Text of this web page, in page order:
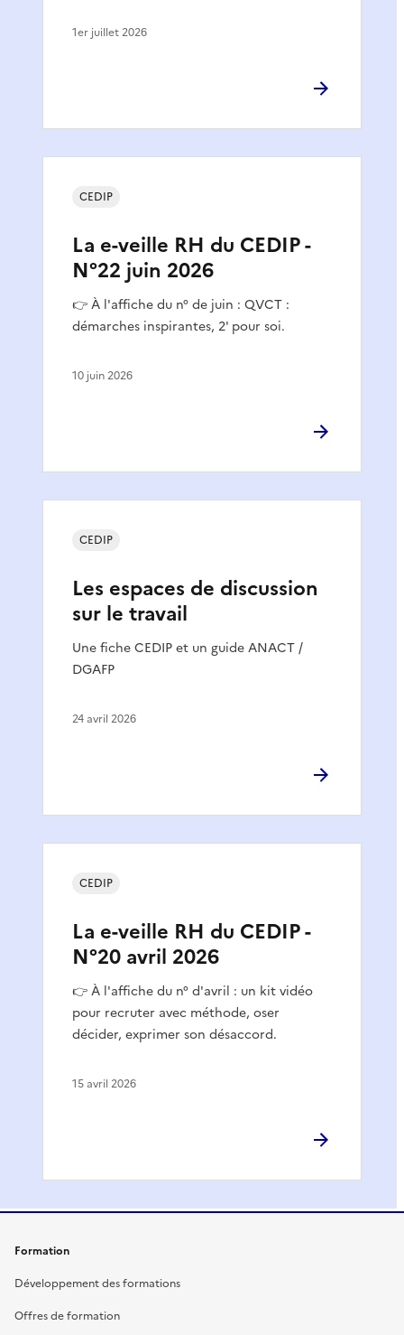
1er juillet 2026
La e-veille RH du CEDIP -
N°22 juin 2026
👉 À l'affiche du n° de juin : QVCT :
démarches inspirantes, 2' pour soi.
CEDIP
10 juin 2026
Les espaces de discussion
sur le travail
Une fiche CEDIP et un guide ANACT /
DGAFP
CEDIP
24 avril 2026
La e-veille RH du CEDIP -
N°20 avril 2026
👉 À l'affiche du n° d'avril : un kit vidéo
pour recruter avec méthode, oser
décider, exprimer son désaccord.
CEDIP
15 avril 2026
Formation
Développement des formations
Offres de formation